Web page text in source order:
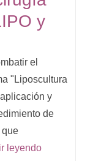
y
el
"Liposcultura
y
de
que
leyendo